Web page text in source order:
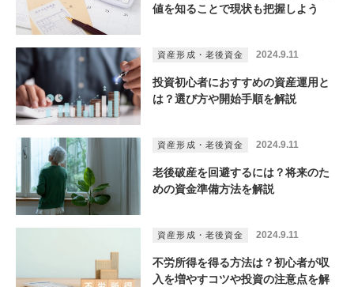
値を知ることで現状も把握しよう
資産形成・老後資金 2024.9.11
投資初心者におすすめの資産運用と
は？選び方や開始手順を解説
資産形成・老後資金 2024.9.11
老後破産を回避するには？将来のた
めの資金準備方法を解説
資産形成・老後資金 2024.9.11
不労所得を得る方法は？初心者が収
入を増やすコツや投資の注意点を解